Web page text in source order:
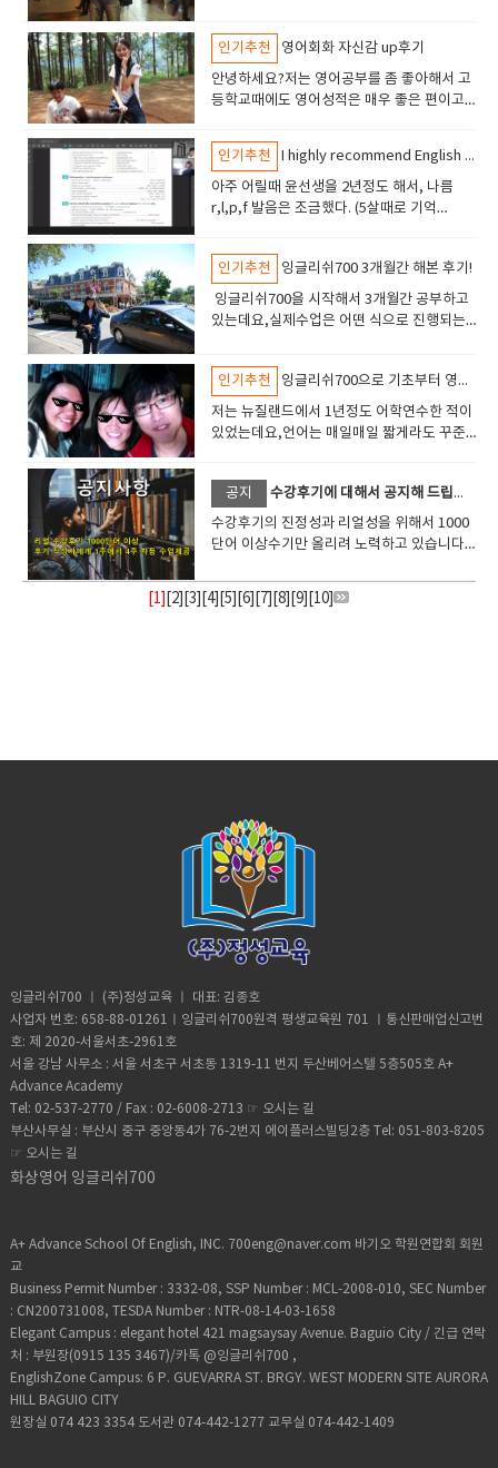
정적인 표현을 선생님과 자주 나누었습니
다 몇달이 지나서였는지는 모르겠지만 귀가
열리는것 같았어요.그러다가 저는 어느 순간
영어에 대한 자신감을 가질수 있을 뿐만 아니
벗어날 수 있겠다 라는 생각이 들었습니다 영
어를 시험을 치기 위한 평가 기준으로 쓰는것
이 아니고커뮤니케이션 위주의 수업을 계속
했어요시간이 지나면서 우리(선생님과 나)는
축해 나갈 수 있었습니다. 꺄~호 그리고 내가
바쁠때 수업연기가 자유로와서 수업을 아낌
없이 다받을수 있었구요첨삭서비스도 제공이
되어서 게시판에서 숙제를 주고 받고 영어에
케이션을 통한 인간관계의 중요한 부분을 깨
달을 수 있어서 기뻐요. (한국어로 커뮤니케이
션을 못해서 조용한 성격이었는데 영어로 소
통의 힘을 깨닫고 대화가 즐겁다는것이 아이
족합니다. 포기하지 않고 끝까지 노력하면 좋
은 날이 온다는것을 알았습니다. 저는 계속해
서 앞으로 나갈거에요. 오늘도 멋진하루가 기
다리고 있습니다요~ ㅋㅋ
요. 저도 여전히 공부 중이지만, 아이에게 “영
어로도” 다정한 말을 건네는 연습을 하고 있
어요.어쩌면, 아이의 영어가 자라나는 만큼,
제 영어도 아이 덕분에 자라고 있는 것 같아
용도 부담스럽지 않고 좋습니다^^
기에서 확실히 느껴졌어요. 게다가 영어를 어
정쩡하게 아는 엄마가 티칭하는것 보다는 가
르치는 스킬이 있으신 선생님이 해주시니 확
실히 진도나가는것도 다르고 아이의 흥미도
수강을 중단했었거든요선생님 하시는것도 봐
왔고 제가 가르치는것도 할수 있겠다 싶어서
제가 집에서 지도를 했는데막상 해보니...에너
지가 엄청나게 들고 제대로 수업한다는게 생
가 엄마는 별로라고 (웃어야 할지 울어야할지
ㅋㅋ) 선생님이 보고 싶다고 졸라서 화상영어
로 다시 돌아왔어요. 집에서 mp3 음원 파일
들으면서 진행시켜 볼수도 있지만 선생님 수
내서 감정과 인토네이션을 넣어서 책을 읽어
주고 아이랑 같이 발음하고 호흡맞추고 하는
것이 더 좋은 느낌이 들었어요주고받는 언어
인데 대화속에서 리액션 해주고 웃고 표현하
아하는것 같아요. 결국은 아이가 좋다고 하니
계속 잉글리쉬700으로 공부하게 된것 같네
요 선생님 특유의 교육 방법이 있었는데요..아
이를 집중하게 하는 기술과 능숙한 테크닉이
발음이 좋으신점이 장점이셨고아이가 잘할수
수 없었던 실수도 목소리로 내보내 보면서, 실
수를 깨닫기 쉬워집니다.즉..말로 출력하면
서.. 익숙한 영문법이라도 실전에서 진짜 사용
할 수 있는지 없는지 시험할 수 있습니다. 그
해서 설명해주시고숙제를 내주시고 라이팅도
해오면 검토해 주셨습니다 제가 혼자서 독학
을 할수도 있겠지만.. 선생님이 계시는것도 참
좋은것 같습니다선생님과 친해진것도 즐겁
까 마음적으로도 든든했습니다나를 도와 주
시는 분이 있으니 계속 공부할수 있었던것 같
습니다.처음에는 수업을 빠지고 싶고 하기 싫
을때가 있었는데 꾸준히 공부하는 루틴으로
습니다.아침에 일어나서 공부하고 짬짬히 반
복해서 예습을 했고 선생님 만나서 정검하고
숙제를 했습니다.언어로 의사소통을 할 수 있
고, 그리고 상대방의 공감을 얻고 말을 주고
안 수강을 한것 같습니다. 처음에는 이것이
관계 대명사고 주어 뒤에 동사가 와야한다..와
같이 문법을 확인하면서 의식적으로 영어를
공부할수 있지만.. 공부를 여러번 반복하게되
로 바뀌게 됩니다. 초보자~중급 레벨 일 때에
는,영어로 듣고⇒한국어로 번역해서 이해하
는 방식으로 수업도 해주시고, 친구랑 말하듯
이 계속 영어로 대화하니 영어 울렁증도 약간
고쳐진거 같다. 원래는 스피킹에서 어버버 하
다가 끝났으면 이젠 말할 껀덕지만 있으면 말
셔서 라이팅도 도움많아됐고. 선생님이 토플
모의고사도 준비해주셔서 도움 많이됐음. 필
리핀어학원에서 토플수업 많이 해봤다고
함. 영어에 대한자신감도 올라가고 영어 체
700 리뷰 : 네이버 블로그 (naver.com)​
을 많이 가질려고 욕심을 내기 쉽다. 나도 처
음에 마음을 먹고 하루 2시간씩 꼭 공부해야
지~라고 계획을 잡았다.물론 결심하는것은 좋
은 일이지만, 생활 속에서 다른 일도 해야하는
매일매일 2시간을 확보하기 어려웠다. 그러다
가 공부를 하루 이틀 빠지게 되면.. 에라이 피
곤하다 공부고 뭐고 모르겠다 라면서~ 통째로
포기해 버릴 가능성이 높다. 영어는 무엇보
에 그만두면 효과가 나오기 어렵다. 그래서 매
일 30분 정도만이라도 시간을 잡고 매일매일
하려고 하는 태도를 가지면 좋다즉... 좌절이
마중나오지 않게 무리를 하지 않는 범위에서
도 해야지 언젠가는 영어가 필요할때가 있을
꺼야 라는 생각으로 공부를 하면 좌절이라는
게 또 집앞에 찾아올수가 있다.일단...계획을
를 보다가 갑자기 목표가 생겼다. 해외에서 몇
달 살기 프로젝트를 해보고 싶었고 현지인과
대화를 해야 재밌겠다 싶어서 이쪽으로 목표
를 잡았다. 일상회화를 가능한 자연스럽게 해
다. 그래서 일상회화가 입에서 자동으로 나올
로운 친구를 만들기 위한 프로젝트를 하는것
쉬700에서 화상영어를 하고 보니 지금은 나
의 의견을 영어로 실컷 말할수 있게 되었다그
리고 상대방의 말에 대답을 빨리 제대로 할수
있게 되었다. 수업이 시작되기 전에 미리 말할
문장을 만들어 놓고 예습하고선생님과 대화
를 하면 직접 사용해보고 문장을 피드백 받아
서 자연스럽게 다듬어준 다음 반복해서 몸에
려고는 하지는 않았다. 즐거움을 느끼면서 공
부하는것이 중요했기 때문에 항상 질리지 않
하면 매일매일 하는것이 중요했기 때문이
올랐나 안올랐나 결과에 지나치게 집착하면
그것 또한 좌절의 원인이 된것 같았다. 사람마
기 실력과 이해력이 향상된것을 실감했다.커
절이 많아진것을 알았다. 게다가 잡담 능력도
커져서 농담나누기등 사람과 친해질수 있는
스킬도 얻었다. 스킬들을 장착했으니 이제 슬
슬 해외프로젝트를 시작해 보려한다. 신나는
인생이다.​
하고 마친 기억이 있다. 수업은 교재를 위주
로 해서 예측이 가능하기에 예습도 가능하고
내일 무슨 말을 해야지 하면서 작문도 했다 잘
알아듣지 못하는 부분은 다시 물어보면 알아
업도 2분 정도 미리 준비하고 있는 모습이 나
도 좀 더 열심히 공부해야겠다는 생각을 고취
시켰다필리핀 선생님들은 게로 나태하고 약
하는듯하였다 알고 보니 필리핀 유명 어학원
에서 직영으로 운영하는 서비스다 보니 선생
님 관리나 프로그램 관리가 엄격하다는 것을
알게 되었다. 내가 사정이 생겨 수업을 못할
로 할 수 있는 장치가 있고교재도 자체 교재라
서 비용이 발생하지 않는 점이 좋다 이제 3개
월이 지난 시점인데 한 3개월이 지난 시점에
는 오픽 수업과 동시에 파인보이 스 2를 진행
다. 결론적으로 나는 그렇게 열심히 영어 공부
하는 스타일이 아닌데선생님과 잉글리시 700
덕분에 영어와 아주 친하게 되었다 그래서 내
다는 생각이 들고기분이 좋다. 자신감이 생긴
다 ​
비중이죠 ..또 호주나 캐나다에 이민가서 살려
고 하는 엄마도 있답니다이런 얘기를 들어보
면 우리 아이를 어떻게 키워야 할까 걱정이 앞
서네요 돈도 돈이지만 저는 국제학교나이민
ㅠ 중국어,일본어,영어를 어릴때부터 가르치
고 있다는 엄마한테어떻게 공부를 시켰는지
물어봤어요원래 어학연수를 시키려고 했는데
코로나 때문에 외국에보내기도 위험해서 온
일 틀어주고원어민 선생님과 전화하다가 온
라인 화상영어가 더 좋아서 바꿨다고 했죠 .
아이가 영어를 원래 못했었는데 화상영어 하
고 자신감이 붙었는지중국어, 일본어도 배우
우리 아들도 그랬으면 좋겠네요 ~~ ^^공부하
고 있는 영상도 옆에서 봤는데 너무 잘해서
부럽기도 하고 많이 놀라웠어요 .. 그래서 어
디 화상영어 하고있냐고 물어봤는데잉글리쉬
검색해봤는데 사이트가 너무 많아서 솔직히
어지러웠어요 ..어디가 제일 좋고 , 가격도 괜
찮은지 비교하려면 바쁜 엄마로썬시간이 너
무 부족하잖아요 .그래서 선영이 엄마말 듣고
페이지 이것저것 들어가보니까 손님도 많은
것 같고 상담도 해보니까 괜찮은것 같아서 수
, 미국교과서읽는 리딩, 보카스타트, 잉글리
쉬리스타트 등을 추천해주시네요 가능한 시
간에 맞춰서 무료수업테스트랑 스피킹테스트
신청했었어요 예약하고 기다렸죠.일단 줌을
설치하고 기다리고 있으면 15분전쯤에 링크
가 와요시간되서 링크타고 들어가면 원어민
선생님이 딱 나오십니다 신기 ㅎ아이가 처음
해봐서 그런지 당황해하고, 부끄러워 했었는
마로써 뿌듯했어요 처음에 아이가 부끄러워
하고 말을 잘 못알아들어서 레벨결과가낮게
해본 경력이있으신지 친절하게 눈치껏 잘 이
수강신청할때 3개월, 6개월, 12개월이 있고,
개월수가 올라갈수록 할인도 당연히 올라가
끊었어요 개인적으로 상담했을때 레벨결과랑
교재는 따로 살필요 없어서 좋았던것 같네
요 교재를 자체제작 한다고 해서 살 필요없고
개인적으로 보내주셨어요 근데 하다보니까
20분이 너무 짧았어요. 아이가 신나서 자기
얘기하고진도나가고 새로운 문장 만들다보면
시간이 너무 빨리가서아이가 아쉬워 하죠 그
40분수업으로 바꿨어요. 주 5회 하기에는 아
경우는 대학원생이다 보니 특히 연구실에서
점점 영어를 많이 사용하게 되기도 했고기계
전공쪽 대학원 2학년이다보니 영어 논문을 읽
어야 하는 경우가 많습니다. 그리고 저는 기계
해외 매출 비율이 50%가 넘는 회사로 아시아
를 중심으로 해서많은 공장이 있는 회사입니
다.그러다보니 해외에서 일하게 될 경우도 고
려할 수 밖에 없어서꾸준히 대학원생활하면
다. 예전에는 기계쪽 전공이다보니 특히영어
를 좀 싫어하는 편이였고 고등학교 수업이나
TOEIC때문에 영어단어나 열심히 외우는 방
식으로 공부하다보니 사실 영어공부를 통해
만 잉글리쉬700에서 영어회화를 시작한 후
에"영어에 대한 인상"이 바뀌었습니다.제가
생각하는 것을 상대에게 영어로 전달하는 즐
거움을 느꼈고단어만 암기해서 4지선다형 문
에는 일상회화를 할 수 있는 레벨을 목표로 했
는데요,주 5회로 등록해서 하루도 쉬지 않고
수업하다보니실제로 효과가 크게 있는 것을
느낄 수 있었습니다. 마지막으로 곧 저도 사회
은 점점 더 없어지리라 생각합니다.비교적 시
인기추천
영어회화 자신감 up후기
안녕하세요?저는 영어공부를 좀 좋아해서 고
등학교때에도 영어성적은 매우 좋은 편이고
편이였습니다.TOEIC점수는 910점 정도.. ㅎ
ㅎ 단기연수 효과도 큰거 같아요^^ 고등학교
때에도 듣기시험에는 좀 약한 편이긴 했는데
막상 대학에 진학하니 영어 토론 수업에서 답
어를 신청했다가얼마 못하고 말았던 경험이
있습니다. 별로 도움이 되지 않는다고 생각했
다가 그때의 실패경험으로 오랜만에 다시 화
아보다가 선택했습니다. 예전 경험을 통해서
제가 화상영어를 선택할때 이런~이런~ 곳으
로 알아봐야겠다라고 생각한 기준은 나름 명
확했는데요, 첫번째는 (매번 같은) 담당 강사
간제인지세번째는 양질의 강사인지.... 이런
점이 중요하다고 생각하고 이런곳에서 공부
해야겠다고 생각했습니다. 실패한 경험을 떠
올려 보면 다른 화상영어업체에게는 매우 유
만 현혹되어 화상영어업체에 등록했는데 인
기교사는 포인트가 부족하거나 해서 우선순
작하고도 항상 5분 정도가 낭비되는 느낌이
지속하기 어려웠습니다. 이런 점을 감안해서
찾다보니까 잉글리쉬700이란 곳이 눈에 들어
왔고나름 제 기준에 부합한다고 생각해서 선
택하게 되었습니다. 그리고 마지막으로 만약
원하는 시간대나 선생님의 변경은 제가 선택
하는 프로그램에 따라서 상담후 조정 할 수 있
는지도 확인하고 결정했습니다. 그리고 나름
꼼꼼히 잘 결정했다고 생각하고 막상 잉글리
쉬700에서 수업을 해보니현장에서 한국인에
게 영어를 가르치던 선생님이라서 그런지 베
낌을 받았니다. 저는 평일 월요일부터 금요일
데요,이야기하는 동안에도 저도 모르게 잘못
된 문법을 사용하거나원어민들이 쓰지 않는
여러가지 테마를 섞어서 토론도 자주했던 것
던 것 같습니다. 저처럼 독해는 아주 잘하는데
비해 스피킹이 잘안되는 분이나일상회화 능
력을 확실히 끌어 올리고 싶은 사람에게는 도
움이 되는 것 같습니다. 선생님 복이 있었던
건지는 몰라도 제 담당 선생님은저의 질문이
이고 설명해 주시는 것은 물론, 수업 내용중에
서도 제가 약한 분야에 맞게 유연하게 시간 할
인기추천
I highly recommend English 700
아주 어릴때 윤선생을 2년정도 해서, 나름
r,l,p,f 발음은 조금했다. (5살때로 기억
학원은 꽤 오래다녔지만, 따로 스피킹은 안해
서 그런지 대화는 한마디도 못했다.. 가끔 해
외에 놀러가도 외국인이랑 대화하기 긴장되
서 길묻기나 와이파이 비번 묻기도 힘들어서
해보자 하고 ​인터넷에 화상영어를 알아봤
다. 찾아보니 미국, 캐나다, 영국, 호주 출신
선생님들은 가격이 너무 비쌋다.. 금수저가아
니면 감당불가.. 그래서 찾아보니 필리핀 선생
뒤져보다 잉글리쉬700이라는 학원을 알아냈
다. ​사이트에 들어가보니 에이플러스어드벤
스인가하는 어학원에서 운영하는 화상영어학
원이라던데 ​학원 후기도 괜찮고 필리핀에서
이가 수업을 시작했다. ​15년정도된 학원이라
더라. ​찾아보니 이 학원에 다녔던 사람이 그린
20분수업이라 주5일로 신청했다. ​처음에는
편하게 수업했다. ​ 코로나라 밖에 자주 놀러
다니지도 못하고 해서 약간 우울하기도 했는
데, 말상대가 생기니 맘도 편해지고 영어도
늘고 자신감도 생기고 개이득? ​지금까지 6개
월 동안 수강했고 최근에 6개월을 더 연장했
다. 말하는건 어느정도는 하는거같아서 토익
수업을 하고있다. ​ 아래에는 나의 스피킹을 녹
음한것을 첨부해두겠다. ​ ​ ​ 강력 추천 ​ 일단 본
인이 영어로 말을 하고싶다면 일단 신청하라
고 말하고 싶다. ​생각보다 부담이가지않는 금
꽤 재미있음. 20분정도의 짧은 수업이라 집중
인기추천
잉글리쉬700 3개월간 해본 후기!
잉글리쉬700을 시작해서 3개월간 공부하고
있는데요,실제수업은 어떤 식으로 진행되는
학생이고, 영어회화를 목적으로 신청하게 되
었습니다. 처음 전화로 문의를 드리니 지문형
테스트랑 무료스피킹레벨테스트를부담없이
해보라고 하시더라구요, 그래서 무료레벨테
스트는 보고나니 저에게 관련된 세세한 내용
과 추천과정등을 상담해주셨어요~그런데 저
는 실제 수업에서는 제가 좋아하는 교재를 요
청해서 수업했습니다.이런 부분도 자유롭게
에 딱 나타난 선생님,먼저 선생님이 자기 소개
까 That 's very sweet of you. 라고 칭찬해
듯하더라구요~ 그리곤 영어로 대화를 하려면
역시 기본적인 단어를 알고 있어야 하기때문
에, jewelry (쥬얼리), a bouquet of
flowers (꽃다발), tie (넥타이), purse (핸드
백) 등 기본적인 단어의 발음연습을 하면서 그
단어를 사용한 문장들도 응용해가면서연습했
습니다. 선물의 이야기를 할 때에는 "give +
람)"과 같이 문장의 형태를 만들어야 한다고
하시더라구요. I gave a tie to my father
와 문법을 공부하니 머리속에 쏙쏙 들어오는
은 말들을 하니까 더 그런 것 같더라구요. 그
리고 텍스트안에 a bouquet of daffodils
고, 또 자신의 생각을 말해 보거나 연습하는
다. 듣기관련 수업에서는Tom이 직장에서 외
국인 동료와 가족에게 선물한 것에 대한 내용
을 들었습니다. 선생님이 하시는 말을 다 듣고
나니, What did Tom give to his wife? (톰
은 부인에게 무엇을 주었나요?)와 같이 선생
으로 선생님은 자신의 나라 필리핀에서 선물
인기추천
잉글리쉬700으로 기초부터 영어실력을...
저는 뉴질랜드에서 1년정도 어학연수한 적이
있었는데요,언어는 매일매일 짧게라도 꾸준
ㅠ 1년정도 어학연수를 했다고는 하지만 제
경우에는 언어에 소질이 별로 없는지그렇게
유창한 실력으로 향상된 것도 아니었구요, 거
기에다가 1년이나 쉬었더니영어회화실력이
다 싶더라구요! 그래서 인터넷을 살펴보다가
어학연수교 다이렉트 티쳐랑 수업한다는 점
같은 시간이었다면 잉글리쉬700 화상수업도
굉장히 가성비가 높은 거 같아요. 왜냐하면 해
외에서 어학연수를 해도 실제로 매일 집중적
인 영어 회화가 가능하지는 않거든요,그룹수
없이 많기 때문에 성수기때 가게되면 발언기
회가 결코 많지 않습니다.ㅠㅠ 물론 어학연수
라는 것이 영어뿐만아니라 문화의 차이를 체
은 경험한다는 측면이 있기도 하지만, 단순히
영어회화만 생각하면 단연코 화상영어 회화
랜드에서 어학연수를 1년동안 하면서 일상 회
요한 일상 회화라는 것은 실은 대단한 것은 아
니라서요,예를 들어 슈퍼 계산대에서 대화하
보내는 시간이 아주 많거나", 아니면 "현지에
이외는 한국에서 하루종일 영어학원에 다니
면서 생활하는 것과 별반 다르지 않을 수도 있
비해 화상영어로 집에서 한 발짝도 밖으로 나
오지 않아도 시간만 정해서 수업하면 언제든
지 영어회화를 할 수 있기 때문에, 어학연수하
수업했더라면 더 빨리 영어를 할 수있지 않을
공지
수강후기에 대해서 공지해 드립니다. 1000 단어 이상 내용 요청드려요
수강후기의 진정성과 리얼성을 위해서 1000
단어 이상수기만 올리려 노력하고 있습니다.
자의 사진이나 동영상도 같이 보내주시면 좋
은데 이 부분은 꺼려하시는 분들이 많이 있어
[1] 2 ][3 4][5 ][6 7 ][8 ][9 10 ]
잉글리쉬700 ㅣ (주)정성교육 ㅣ 대표: 김종호
사업자 번호: 658-88-01261ㅣ잉글리쉬700원격 평생교육원 701 ㅣ통신판매업신고번
호: 제 2020-서울서초-2961호
서울 강남 사무소 : 서울 서초구 서초동 1319-11 번지 두산베어스텔 5층505호 A+
Advance Academy
Tel: 02-537-2770 / Fax : 02-6008-2713 ☞ 오시는 길
부산사무실 : 부산시 중구 중앙동4가 76-2번지 에이플러스빌딩2층 Tel: 051-803-8205
☞ 오시는 길
화상영어 잉글리쉬700
A+ Advance School Of English, INC. 700eng@naver.com 바기오 학원연합회 회원
교
Business Permit Number : 3332-08, SSP Number : MCL-2008-010, SEC Number
: CN200731008, TESDA Number : NTR-08-14-03-1658
Elegant Campus : elegant hotel 421 magsaysay Avenue. Baguio City / 긴급 연락
처 : 부원장(0915 135 3467)/카톡 @잉글리쉬700 ,
EnglishZone Campus: 6 P. GUEVARRA ST. BRGY. WEST MODERN SITE AURORA
HILL BAGUIO CITY
원장실 074 423 3354 도서관 074-442-1277 교무실 074-442-1409